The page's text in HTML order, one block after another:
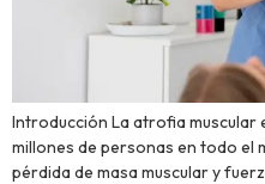
Introducción La atrofia muscular
millones de personas en todo el
pérdida de masa muscular y